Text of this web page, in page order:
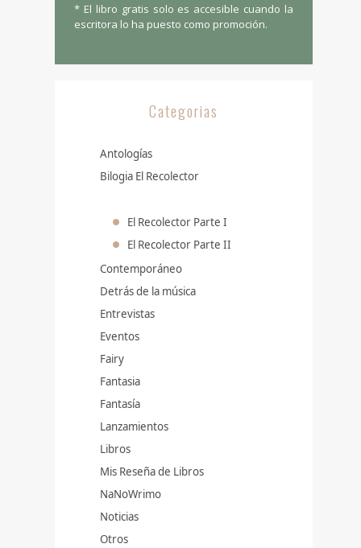
* El libro gratis solo es accesible cuando la
escritora lo ha puesto como promoción.
Categorias
Antologías
Bilogia El Recolector
El Recolector Parte I
El Recolector Parte II
Contemporáneo
Detrás de la música
Entrevistas
Eventos
Fairy
Fantasia
Fantasía
Lanzamientos
Libros
Mis Reseña de Libros
NaNoWrimo
Noticias
Otros